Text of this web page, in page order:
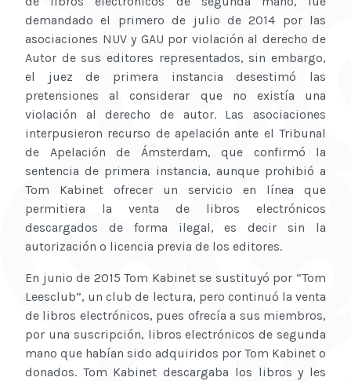
demandado el primero de julio de 2014 por las
asociaciones NUV y GAU por violación al derecho de
Autor de sus editores representados, sin embargo,
el juez de primera instancia desestimó las
pretensiones al considerar que no existía una
violación al derecho de autor. Las asociaciones
interpusieron recurso de apelación ante el Tribunal
de Apelación de Ámsterdam, que confirmó la
sentencia de primera instancia, aunque prohibió a
Tom Kabinet ofrecer un servicio en línea que
permitiera la venta de libros electrónicos
descargados de forma ilegal, es decir sin la
autorización o licencia previa de los editores.
En junio de 2015 Tom Kabinet se sustituyó por “Tom
Leesclub”, un club de lectura, pero continuó la venta
de libros electrónicos, pues ofrecía a sus miembros,
por una suscripción, libros electrónicos de segunda
mano que habían sido adquiridos por Tom Kabinet o
donados. Tom Kabinet descargaba los libros y les